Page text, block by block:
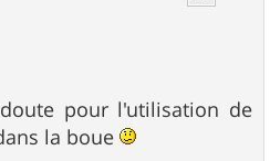
pour l'utilisation de
la boue